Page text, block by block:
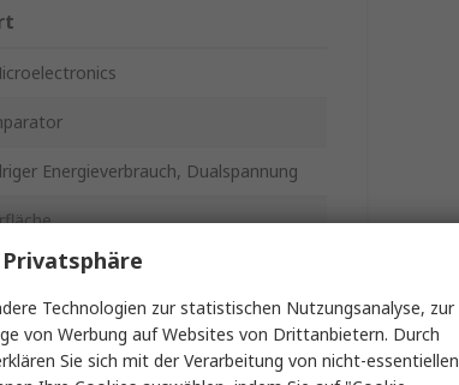
Energieverbrauch, Dualspannung
MOS, TTL, CMOS, ECL
Technologien zur statistischen Nutzungsanalyse, zur
von Werbung auf Websites von Drittanbietern. Durch
Sie sich mit der Verarbeitung von nicht-essentiellen